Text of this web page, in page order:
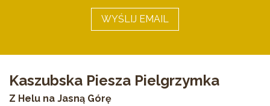
WYŚLIJ EMAIL
Kaszubska Piesza Pielgrzymka
Z Helu na Jasną Górę